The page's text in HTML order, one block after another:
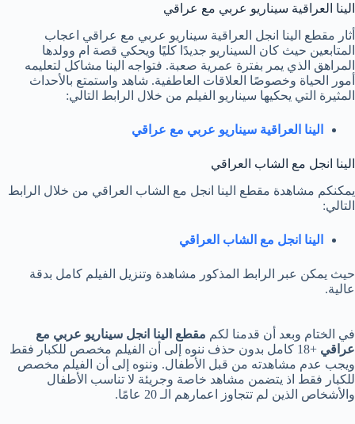
الينا العراقية سيناريو عربي مع عراقي
أثار مقطع الينا انجل العراقية سيناريو عربي مع عراقي اعجاب
المتابعين حيث كان السيناريو جديدًا كليًا ويحكي قصة ام وولدها
المراهق الذي يمر بفترة عمرية صعبة. فتواجه الينا مشاكل لتعليمه
أمور الحياة وخصوصًا العلاقات العاطفية. شاهد واستمتع بالأحداث
المثيرة التي يحكيها سيناريو الفيلم من خلال الرابط التالي:
الينا العراقية سيناريو عربي مع عراقي
الينا انجل مع الشاب العراقي
يمكنكم مشاهدة مقطع الينا انجل مع الشاب العراقي من خلال الرابط
التالي:
الينا انجل مع الشاب العراقي
حيث يمكن عبر الرابط المذكور مشاهدة وتنزيل الفيلم كامل بدقة
عالية.
في الختام وبعد أن قدمنا لكم مقطع الينا انجل سيناريو عربي مع
عراقي
+18 كامل بدون حذف ننوه إلى أن الفيلم مخصص للكبار فقط
ويجب عدم مشاهدته من قبل الأطفال. وننوه إلى أن الفيلم مخصص
للكبار فقط اذ يتضمن مشاهد خاصة وجريئة لا تناسب الأطفال
والأشخاص الذين لم تتجاوز اعمارهم الـ 20 عامًا.